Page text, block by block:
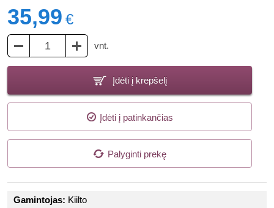
35,99 €
vnt.
Įdėti į krepšelį
Įdėti į patinkančias
Palyginti prekę
Gamintojas: Kiilto